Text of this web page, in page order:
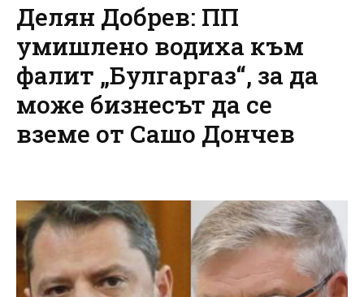
Делян Добрев: ПП
умишлено водиха към
фалит „Булгаргаз“, за да
може бизнесът да се
вземе от Сашо Дончев